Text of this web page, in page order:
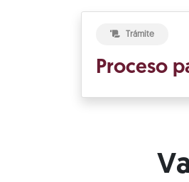
Trámite
Proceso